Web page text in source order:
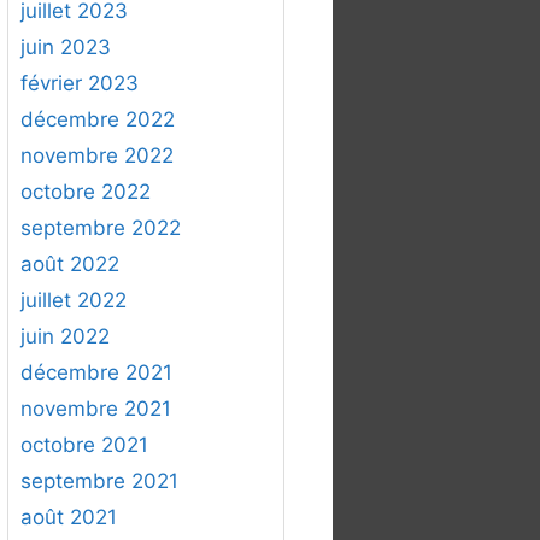
juillet 2023
juin 2023
février 2023
décembre 2022
novembre 2022
octobre 2022
septembre 2022
août 2022
juillet 2022
juin 2022
décembre 2021
novembre 2021
octobre 2021
septembre 2021
août 2021